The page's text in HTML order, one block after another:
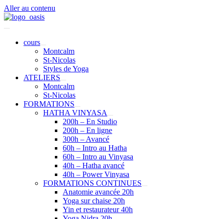
Aller au contenu
cours
Montcalm
St-Nicolas
Styles de Yoga
ATELIERS
Montcalm
St-Nicolas
FORMATIONS
HATHA VINYASA
200h – En Studio
200h – En ligne
300h – Avancé
60h – Intro au Hatha
60h – Intro au Vinyasa
40h – Hatha avancé
40h – Power Vinyasa
FORMATIONS CONTINUES
Anatomie avancée 20h
Yoga sur chaise 20h
Yin et restaurateur 40h